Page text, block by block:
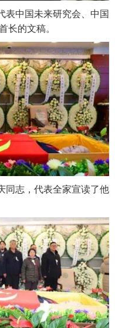
表中国未来研究会、中国
长的文稿。
同志，代表全家宣读了他